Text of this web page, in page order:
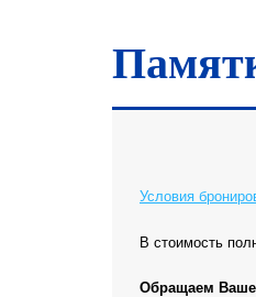
Условия
В стоимость
Обращаем Ваше